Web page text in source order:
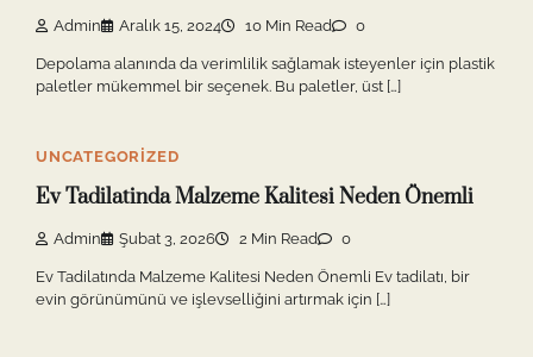
Admin Aralık 15, 2024 10 Min Read 0
Depolama alanında da verimlilik sağlamak isteyenler için plastik
paletler mükemmel bir seçenek. Bu paletler, üst […]
UNCATEGORIZED
Ev Tadilatinda Malzeme Kalitesi Neden Önemli
Admin Şubat 3, 2026 2 Min Read 0
Ev Tadilatında Malzeme Kalitesi Neden Önemli Ev tadilatı, bir
evin görünümünü ve işlevselliğini artırmak için […]